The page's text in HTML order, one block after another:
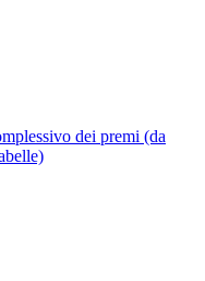
dei premi (da